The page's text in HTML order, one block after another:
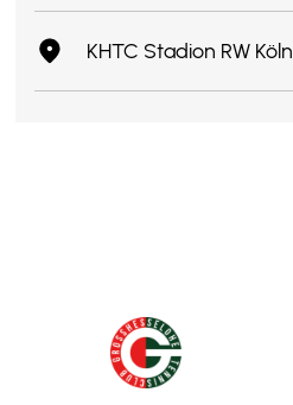
KHTC Stadion RW Köln